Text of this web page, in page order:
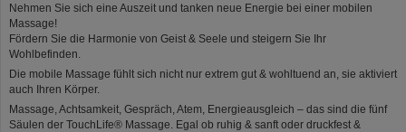
Nehmen Sie sich eine Auszeit und tanken neue Energie bei einer mobilen
Massage!
Fördern Sie die Harmonie von Geist & Seele und steigern Sie Ihr
Wohlbefinden.
Die mobile Massage fühlt sich nicht nur extrem gut & wohltuend an, sie aktiviert
auch Ihren Körper.
Massage, Achtsamkeit, Gespräch, Atem, Energieausgleich – das sind die fünf
Säulen der TouchLife® Massage. Egal ob ruhig & sanft oder druckfest &